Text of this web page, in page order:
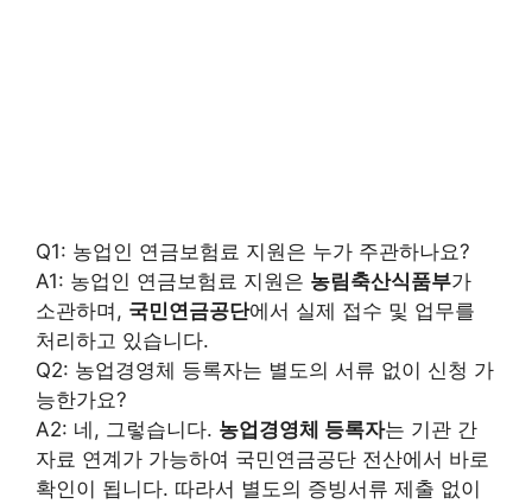
Q1: 농업인 연금보험료 지원은 누가 주관하나요?
A1: 농업인 연금보험료 지원은 농림축산식품부가
소관하며, 국민연금공단에서 실제 접수 및 업무를
처리하고 있습니다.
Q2: 농업경영체 등록자는 별도의 서류 없이 신청 가
능한가요?
A2: 네, 그렇습니다. 농업경영체 등록자는 기관 간
자료 연계가 가능하여 국민연금공단 전산에서 바로
확인이 됩니다. 따라서 별도의 증빙서류 제출 없이